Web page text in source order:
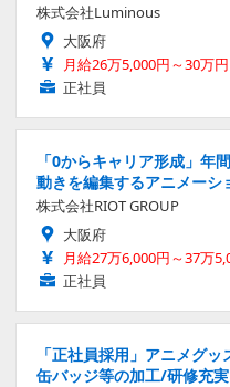
株式会社Luminous
大阪府
月給26万5,000円～30万円
正社員
「0からキャリア形成」年
動きを編集するアニメーシ
株式会社RIOT GROUP
大阪府
月給27万6,000円～37万
正社員
「正社員採用」アニメグ
缶バッジ等の加工/研修充実